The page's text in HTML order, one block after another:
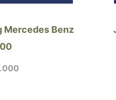
Mercedes Benz